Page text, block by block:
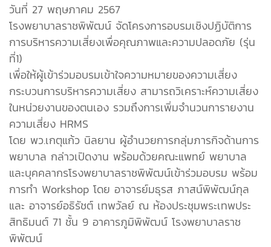
วันที่ 27 พฤษภาคม 2567
โรงพยาบาลราชพิพัฒน์ จัดโครงการอบรมเชิงปฏิบัติการ
การบริหารความเสี่ยงเพื่อคุณภาพและความปลอดภัย (รุ่น
ที่1)
เพื่อให้ผู้เข้าร่วมอบรมเข้าใจความหมายของความเสี่ยง
กระบวนการบริหารความเสี่ยง สามารถวิเคราะห์ความเสี่ยง
ในหน่วยงานของตนเอง รวมถึงการเพิ่มจำนวนการายงาน
ความเสี่ยง HRMS
โดย พว.เกตุแก้ว นิลยาน ผู้อำนวยการกลุ่มภารกิจด้านการ
พยาบาล กล่าวเปิดงาน พร้อมด้วยคณะแพทย์ พยาบาล
และบุคคลากรโรงพยาบาลราชพิพัฒน์เข้าร่วมอบรม พร้อม
การทำ Workshop โดย อาจารย์มธุรส ภาสน์พิพัฒน์กุล
และ อาจารย์อธิรัชต์ เทพวัลย์ ณ ห้องประชุมพระเทพประ
สิทธิมนต์ 71 ชั้น 9 อาคารภูมิพิพัฒน์ โรงพยาบาลราช
พิพัฒน์